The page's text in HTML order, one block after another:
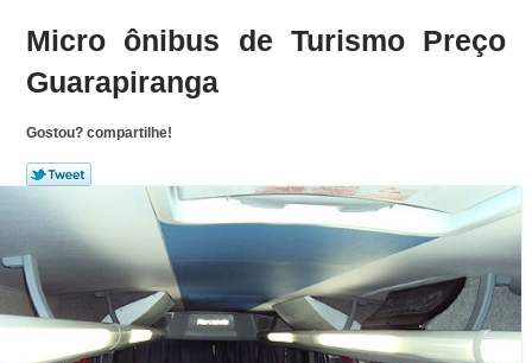
Micro ônibus de Turismo Preço
Guarapiranga
Gostou? compartilhe!